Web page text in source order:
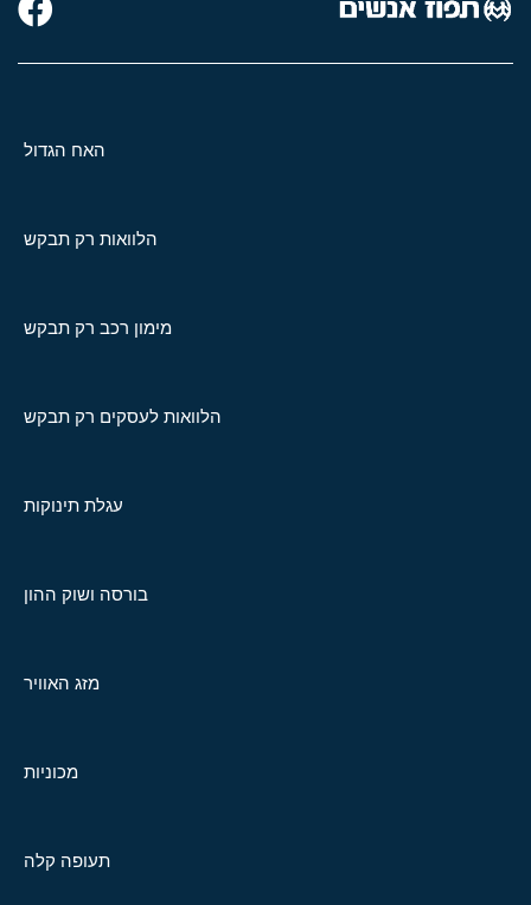
האח הגדול
הלוואות רק תבקש
מימון רכב רק תבקש
הלוואות לעסקים רק תבקש
עגלת תינוקות
בורסה ושוק ההון
מזג האוויר
מכוניות
תעופה קלה